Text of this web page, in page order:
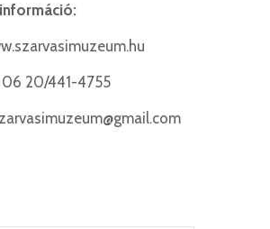
20/441-4755